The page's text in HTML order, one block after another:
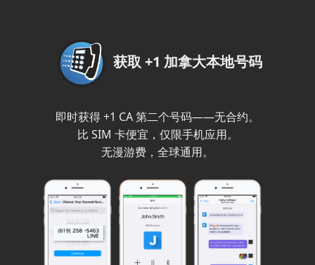
获取 +1 加拿大本地号码
即时获得 +1 CA 第二个号码——无合约。
比 SIM 卡便宜，仅限手机应用。
无漫游费，全球通用。